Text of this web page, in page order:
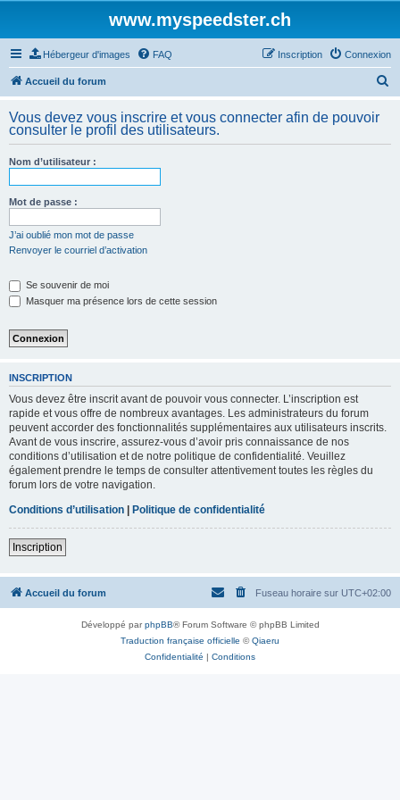
www.myspeedster.ch
Hébergeur d'images FAQ Connexion
Inscription
Accueil du forum
h
Vous devez vous inscrire et vous connecter afin de pouvoir
consulter le profil des utilisateurs.
Nom d’utilisateur :
Mot de passe :
J’ai oublié mon mot de passe
Renvoyer le courriel d’activation
Se souvenir de moi
Masquer ma présence lors de cette session
INSCRIPTION
Vous devez être inscrit avant de pouvoir vous connecter. L’inscription est
rapide et vous offre de nombreux avantages. Les administrateurs du forum
peuvent accorder des fonctionnalités supplémentaires aux utilisateurs inscrits.
Avant de vous inscrire, assurez-vous d’avoir pris connaissance de nos
conditions d’utilisation et de notre politique de confidentialité. Veuillez
également prendre le temps de consulter attentivement toutes les règles du
forum lors de votre navigation.
Conditions d’utilisation | Politique de confidentialité
Inscription
Accueil du forum Fuseau horaire sur UTC+02:00
Développé parphpBB® Forum Software © phpBB Limited
Traduction française officielle ©Qiaeru
Confidentialité | Conditions